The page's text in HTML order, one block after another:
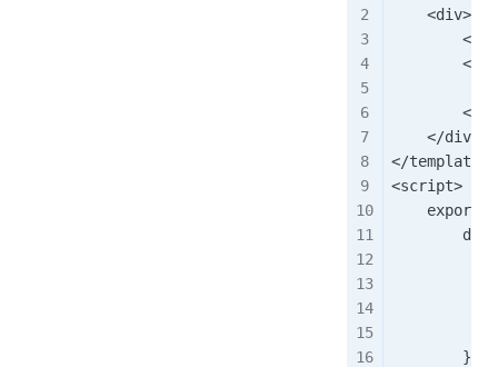
    <div>
</
    </div>
</template>
<script>
export
        },